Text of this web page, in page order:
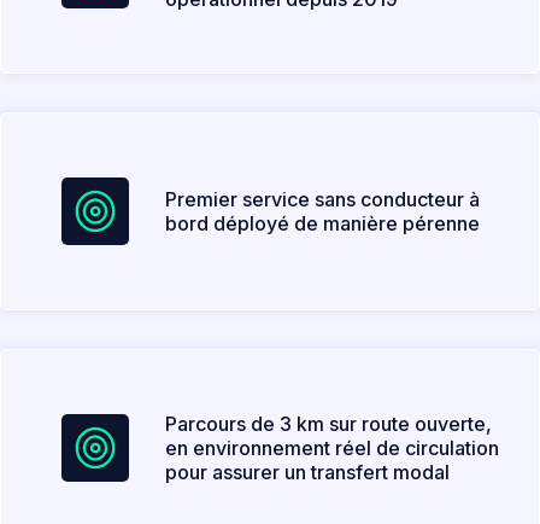
Premier service sans conducteur à
bord déployé de manière pérenne
Parcours de 3 km sur route ouverte,
en environnement réel de circulation
pour assurer un transfert modal